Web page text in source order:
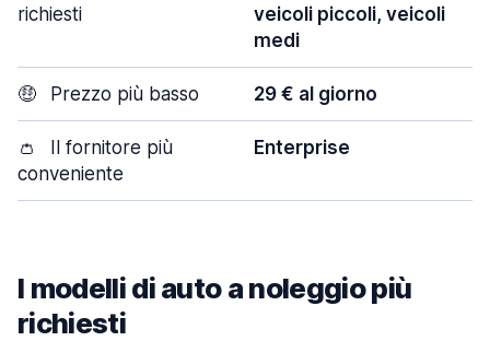
richiesti
veicoli piccoli, veicoli
medi
🤑 Prezzo più basso 29 € al giorno
👛
Il fornitore più
conveniente
Enterprise
I modelli di auto a noleggio più
richiesti